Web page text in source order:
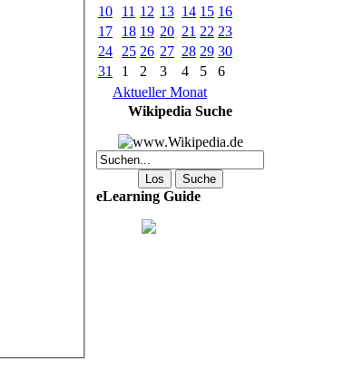
10
11 12 13 14 15 16
17
18 19 20 21 22 23
24
25 26 27 28 29 30
31
1 2 3 4 5
6
Aktueller Monat
Wikipedia Suche
eLearning Guide